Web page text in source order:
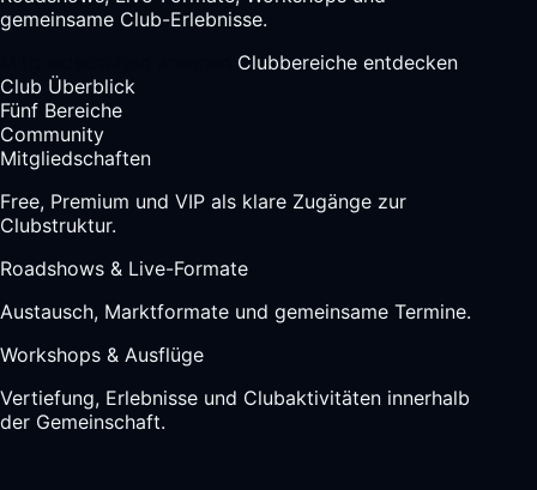
gemeinsame Club-Erlebnisse.
Clubbereiche entdecken
Club Überblick
Fünf Bereiche
Community
Mitgliedschaften
Free, Premium und VIP als klare Zugänge zur
Clubstruktur.
Roadshows & Live-Formate
Austausch, Marktformate und gemeinsame Termine.
Workshops & Ausflüge
Vertiefung, Erlebnisse und Clubaktivitäten innerhalb
der Gemeinschaft.